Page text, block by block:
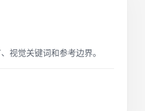
视觉关键词和参考边界。